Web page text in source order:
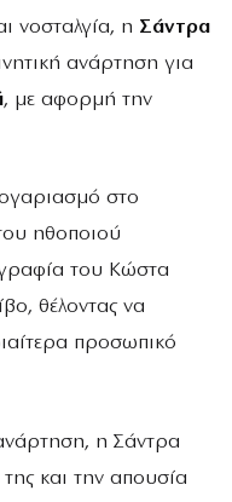
νοσταλγία, η Σάντρα
ανάρτηση για
, με αφορμή την
στο
ηθοποιού
του Κώστα
θέλοντας να
προσωπικό
η Σάντρα
και την απουσία